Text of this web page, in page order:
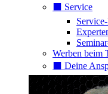
⬛️ Service
Werben beim
⬛️ Deine